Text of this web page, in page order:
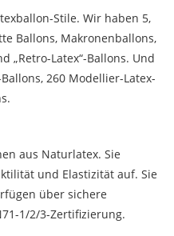
Stile. Wir haben 5,
Ballons, Makronenballons,
„Retro-Latex“-Ballons. Und
260 Modellier-Latex-
aus Naturlatex. Sie
und Elastizität auf. Sie
über sichere
1/2/3-Zertifizierung.